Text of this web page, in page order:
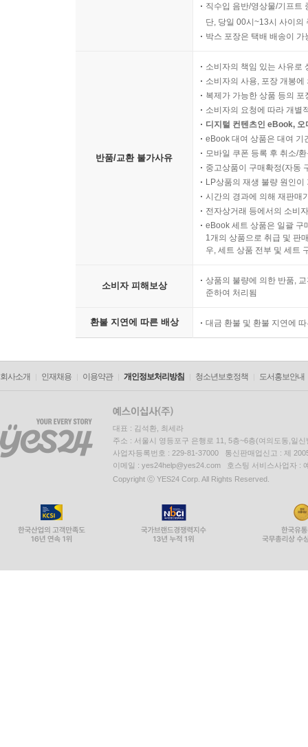
직수입 음반/영상물/기프트
단, 당일 00시~13시 사이의
박스 포장은 택배 배송이
반품/교환 불가사유
소비자의 책임 있는 사유로
소비자의 사용, 포장 개봉
복제가 가능한 상품 등의
소비자의 요청에 따라 개별
디지털 컨텐츠인 eBook,
eBook 대여 상품은 대여 기
모바일 쿠폰 등록 후 취소/
중고상품이 구매확정(자동
LP상품의 재생 불량 원인
시간의 경과에 의해 재판매
전자상거래 등에서의 소비
eBook 세트 상품은 일괄 구
1개의 상품으로 취급 및 판
우, 세트 상품 전부 및 세트
소비자 피해보상
상품의 불량에 의한 반품,
준하여 처리됨
환불 지연에 따른 배상 대금 환불 및 환불 지연에
회사소개 인재채용 이용약관 개인정보처리방침 청소년보호정책 도서홍보안내
대표 : 김석환, 최세라
주소 : 서울시 영등포구 은행로 11, 5층~6층(여의도동,일신
사업자등록번호 : 229-81-37000 통신판매업신고 : 제
이메일 : yes24help@yes24.com 호스팅 서비스사업자 :
Copyright ⓒ YES24 Corp. All Rights Reserved.